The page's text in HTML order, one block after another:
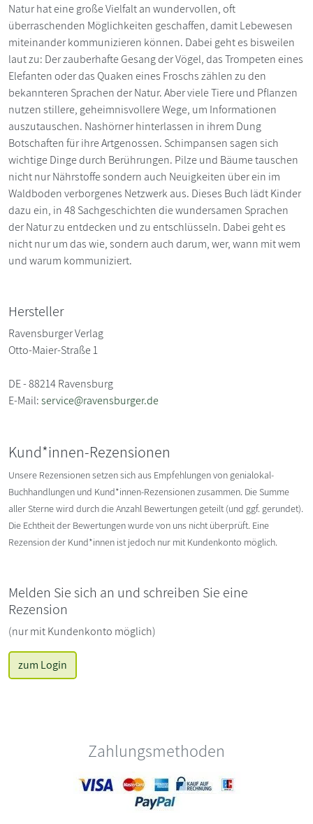
Natur hat eine große Vielfalt an wundervollen, oft
überraschenden Möglichkeiten geschaffen, damit Lebewesen
miteinander kommunizieren können. Dabei geht es bisweilen
laut zu: Der zauberhafte Gesang der Vögel, das Trompeten eines
Elefanten oder das Quaken eines Froschs zählen zu den
bekannteren Sprachen der Natur. Aber viele Tiere und Pflanzen
nutzen stillere, geheimnisvollere Wege, um Informationen
auszutauschen. Nashörner hinterlassen in ihrem Dung
Botschaften für ihre Artgenossen. Schimpansen sagen sich
wichtige Dinge durch Berührungen. Pilze und Bäume tauschen
nicht nur Nährstoffe sondern auch Neuigkeiten über ein im
Waldboden verborgenes Netzwerk aus. Dieses Buch lädt Kinder
dazu ein, in 48 Sachgeschichten die wundersamen Sprachen
der Natur zu entdecken und zu entschlüsseln. Dabei geht es
nicht nur um das wie, sondern auch darum, wer, wann mit wem
und warum kommuniziert.
Hersteller
Ravensburger Verlag
Otto-Maier-Straße 1
DE - 88214 Ravensburg
E-Mail:service@ravensburger.de
Kund*innen-Rezensionen
Unsere Rezensionen setzen sich aus Empfehlungen von genialokal-
Buchhandlungen und Kund*innen-Rezensionen zusammen. Die Summe
aller Sterne wird durch die Anzahl Bewertungen geteilt (und ggf. gerundet).
Die Echtheit der Bewertungen wurde von uns nicht überprüft. Eine
Rezension der Kund*innen ist jedoch nur mit Kundenkonto möglich.
Melden Sie sich an und schreiben Sie eine
Rezension
(nur mit Kundenkonto möglich)
zum Login
Zahlungsmethoden